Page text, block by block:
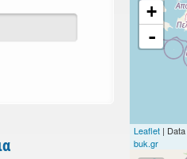
+
-
Leaflet | Data
buk.gr